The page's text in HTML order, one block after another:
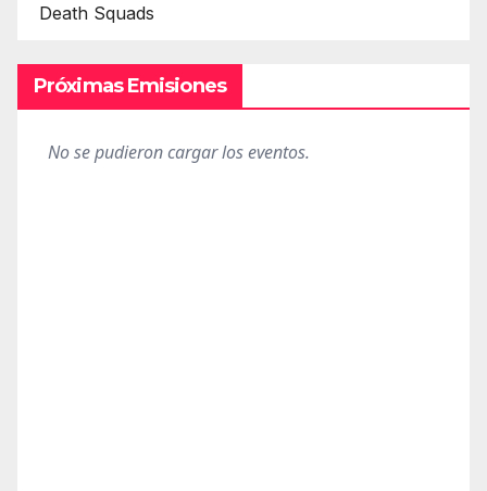
Death Squads
Próximas Emisiones